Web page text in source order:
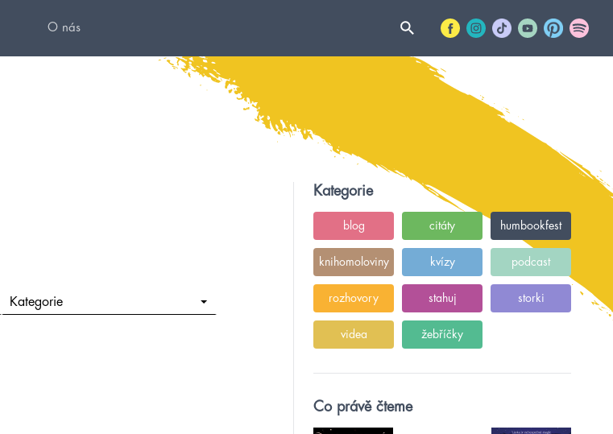
O nás
Kategorie
Kategorie
blog citáty humbookfest
knihomoloviny kvízy podcast
rozhovory stahuj storki
videa žebříčky
Co právě čteme